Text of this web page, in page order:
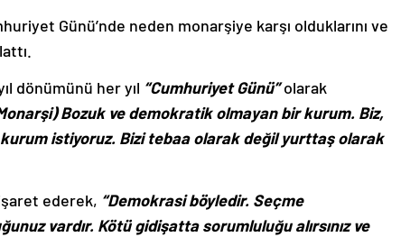
Günü’nde neden monarşiye karşı olduklarını ve
dönümünü her yıl “Cumhuriyet Günü”olarak
Bozuk ve demokratik olmayan bir kurum. Biz,
istiyoruz. Bizi tebaa olarak değil yurttaş olarak
ederek, “Demokrasi böyledir. Seçme
vardır. Kötü gidişatta sorumluluğu alırsınız ve